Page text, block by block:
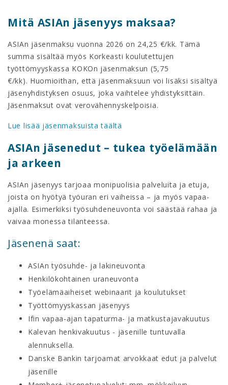
Mitä ASIAn jäsenyys maksaa?
ASIAn jäsenmaksu vuonna 2026 on 24,25 €/kk. Tämä
summa sisältää myös Korkeasti koulutettujen
työttömyyskassa KOKOn jäsenmaksun (5,75
€/kk). Huomioithan, että jäsenmaksuun voi lisäksi sisältyä
jäsenyhdistyksen osuus, joka vaihtelee yhdistyksittäin.
Jäsenmaksut ovat verovähennyskelpoisia.
Lue lisää jäsenmaksuista täältä
ASIAn jäsenedut – tukea työelämään
ja arkeen
ASIAn jäsenyys tarjoaa monipuolisia palveluita ja etuja,
joista on hyötyä työuran eri vaiheissa – ja myös vapaa-
ajalla. Esimerkiksi työsuhdeneuvonta voi säästää rahaa ja
vaivaa monessa tilanteessa.
Jäsenenä saat:
ASIAn työsuhde- ja lakineuvonta
Henkilökohtainen uraneuvonta
Työelämäaiheiset webinaarit ja koulutukset
Työttömyyskassan jäsenyys
Ifin vapaa-ajan tapaturma- ja matkustajavakuutus
Kalevan henkivakuutus - jäsenille tuntuvalla
alennuksella.
Danske Bankin tarjoamat arvokkaat edut ja palvelut
jäsenille